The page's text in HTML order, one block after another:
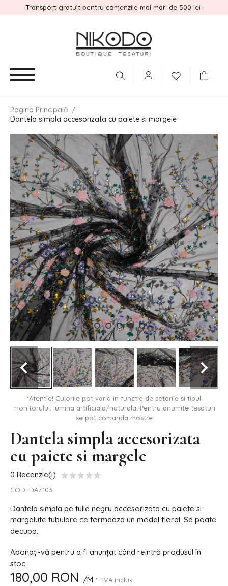
Transport gratuit pentru comenzile mai mari de 500 lei
Pagina Principală /
Dantela simpla accesorizata cu paiete si margele
*Atentie! Culorile pot varia in functie de setarile si tipul
monitorului, lumina artificiala/naturala. Pentru anumite tesaturi
se pot comanda mostre
Dantela simpla accesorizata
cu paiete si margele
0 Recenzie(i)
COD: DA7103
Dantela simpla pe tulle negru accesorizata cu paiete si
margelute tubulare ce formeaza un model floral. Se poate
decupa.
Abonați-vă pentru a fi anunțat când reintră produsul în
stoc.
180,00 RON /M * TVA inclus